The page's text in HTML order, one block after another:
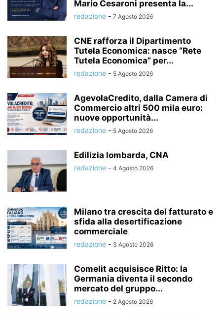
Mario Cesaroni presenta la...
redazione - 7 Agosto 2026
CNE rafforza il Dipartimento
Tutela Economica: nasce “Rete
Tutela Economica” per...
redazione - 5 Agosto 2026
AgevolaCredito, dalla Camera di
Commercio altri 500 mila euro:
nuove opportunità...
redazione - 5 Agosto 2026
Edilizia lombarda, CNA
redazione - 4 Agosto 2026
Milano tra crescita del fatturato e
sfida alla desertificazione
commerciale
redazione - 3 Agosto 2026
Comelit acquisisce Ritto: la
Germania diventa il secondo
mercato del gruppo...
redazione - 2 Agosto 2026